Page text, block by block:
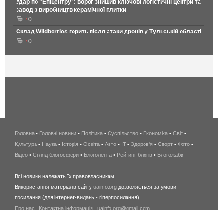
Удар по "Епіцентру": ворог знищив ключові логістичні центри та
завод з виробництв керамічної плитки
0
Склад Wildberries горить після атаки дронів у Тульській області
0
беспроводной
интернет
киев
wimax
в
Головна • Головні новини • Політика • Суспільство • Економіка • Світ •
Культура • Наука • Історія • Освіта • Авто • IT • Здоров'я • Спорт • Фото •
Відео • Огляд блогосфери • Блоголента • Рейтинг блогів • Блогожаби
Всі новини належать їх правовласникам.
Використання матеріалів сайту uainfo.org дозволяється за умови
посилання (для інтернет-видань - гіперпосилання).
Про нас
Контактна інформація uainfo.org@gmail.com